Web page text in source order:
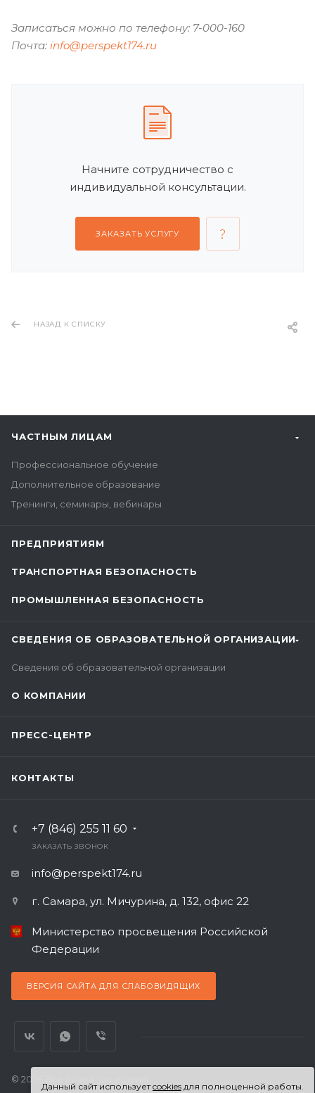
Данный сайт используетcookiesдля полноценной работы.
Записаться можно по телефону: 7-000-160
Почта: info@perspekt174.ru
Начните сотрудничество с
индивидуальной консультации.
ЗАКАЗАТЬ УСЛУГУ
НАЗАД К СПИСКУ
ЧАСТНЫМ ЛИЦАМ
Профессиональное обучение
Дополнительное образование
Тренинги, семинары, вебинары
ПРЕДПРИЯТИЯМ
ТРАНСПОРТНАЯ БЕЗОПАСНОСТЬ
ПРОМЫШЛЕННАЯ БЕЗОПАСНОСТЬ
СВЕДЕНИЯ ОБ ОБРАЗОВАТЕЛЬНОЙ ОРГАНИЗАЦИИ
Сведения об образовательной организации
О КОМПАНИИ
ПРЕСС-ЦЕНТР
КОНТАКТЫ
+7 (846) 255 11 60
ЗАКАЗАТЬ ЗВОНОК
info@perspekt174.ru
г. Самара, ул. Мичурина, д. 132, офис 22
Министерство просвещения Российской
Федерации
ВЕРСИЯ САЙТА ДЛЯ СЛАБОВИДЯЩИХ
© 2026 Все права защищены.